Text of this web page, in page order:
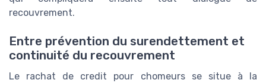
recouvrement.
Entre prévention du surendettement et
continuité du recouvrement
Le rachat de credit pour chomeurs se situe à la